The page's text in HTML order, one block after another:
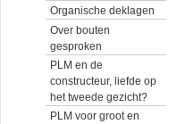
Organische deklagen
Over bouten
gesproken
PLM en de
constructeur, liefde op
het tweede gezicht?
PLM voor groot en